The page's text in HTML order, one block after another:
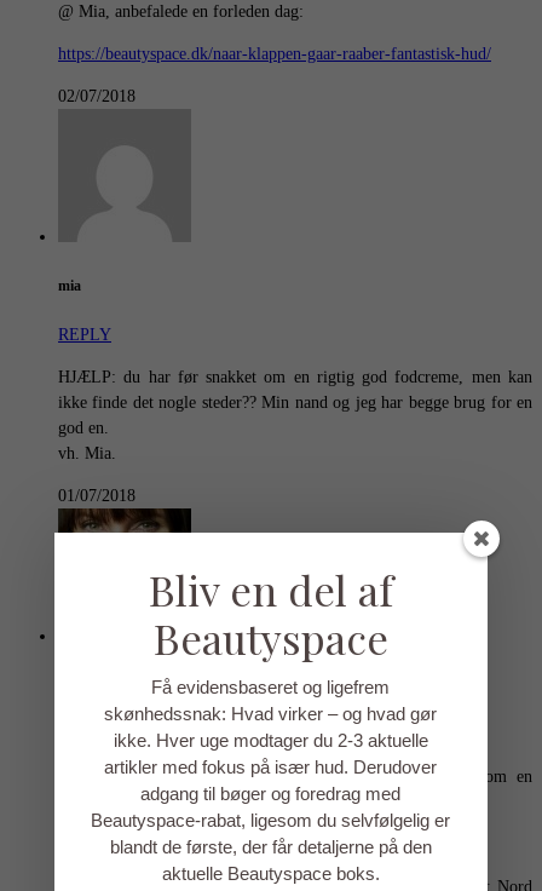
@ Mia, anbefalede en forleden dag:
https://beautyspace.dk/naar-klappen-gaar-raaber-fantastisk-hud/
02/07/2018
mia
REPLY
HJÆLP: du har før snakket om en rigtig god fodcreme, men kan
ikke finde det nogle steder?? Min nand og jeg har begge brug for en
god en.
vh. Mia.
01/07/2018
Anette Kristine Poulsen
@ Birgitte B, Og nu får jeg jo lyst til at spørge dig som en
opvarmner: HVAD er en god ansigtscreme for dig?
@ Jette B, Du SKAL bruge op. Godt du er standhaftig.
@ Louise T, Jeg håber, at du bliver glad for det hele. Post Nord
Bliv en del af
Beautyspace
Få evidensbaseret og ligefrem
skønhedssnak: Hvad virker – og hvad gør
ikke. Hver uge modtager du 2-3 aktuelle
artikler med fokus på især hud. Derudover
adgang til bøger og foredrag med
Beautyspace-rabat, ligesom du selvfølgelig er
blandt de første, der får detaljerne på den
aktuelle Beautyspace boks.